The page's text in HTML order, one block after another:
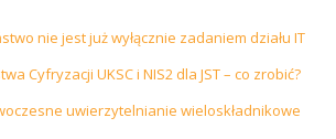
nie jest już wyłącznie zadaniem działu IT
Cyfryzacji UKSC i NIS2 dla JST – co zrobić?
uwierzytelnianie wieloskładnikowe